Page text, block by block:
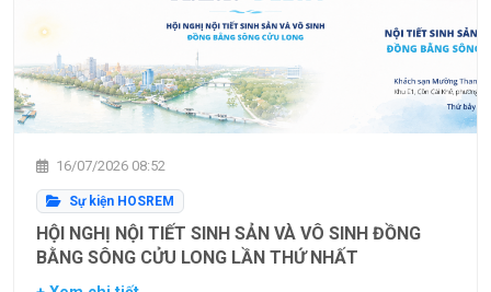
16/07/2026 08:52
Sự kiện HOSREM
HỘI NGHỊ NỘI TIẾT SINH SẢN VÀ VÔ SINH ĐỒNG
BẰNG SÔNG CỬU LONG LẦN THỨ NHẤT